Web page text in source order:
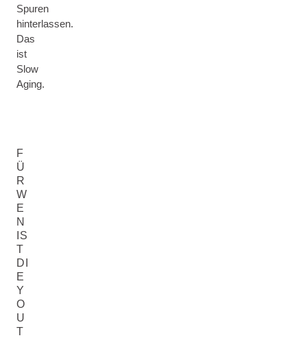
Spuren
hinterlassen.
Das
ist
Slow
Aging.
F
Ü
R
W
E
N
IS
T
DI
E
Y
O
U
T